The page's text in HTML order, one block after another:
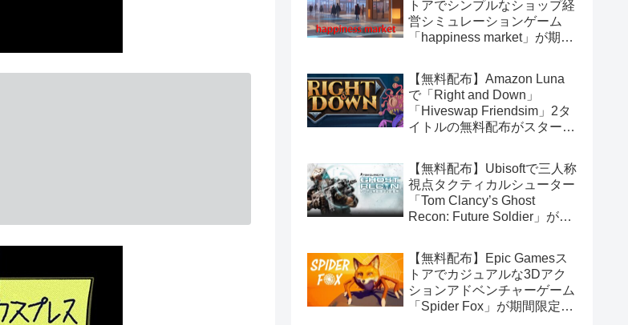
トアでシンプルなショップ経
営シミュレーションゲーム
「happiness market」が期間
【無料配布】Amazon Luna
で「Right and Down」
「Hiveswap Friendsim」2タ
イトルの無料配布がスタート
【無料配布】Ubisoftで三人称
視点タクティカルシューター
「Tom Clancy’s Ghost
Recon: Future Soldier」が期
Connect版）
【無料配布】Epic Gamesス
トアでカジュアルな3Dアク
ションアドベンチャーゲーム
「Spider Fox」が期間限定で